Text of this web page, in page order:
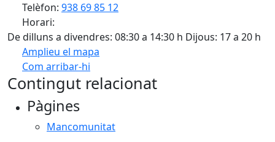
Telèfon: 938 69 85 12
Horari:
De dilluns a divendres: 08:30 a 14:30 h Dijous: 17 a 20 h
Amplieu el mapa
Com arribar-hi
+
Contingut relacionat
Pàgines
Mancomunitat